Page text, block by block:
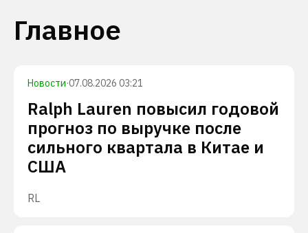
Главное
Новости·07.08.2026 03:21
Ralph Lauren повысил годовой
прогноз по выручке после
сильного квартала в Китае и
США
RL